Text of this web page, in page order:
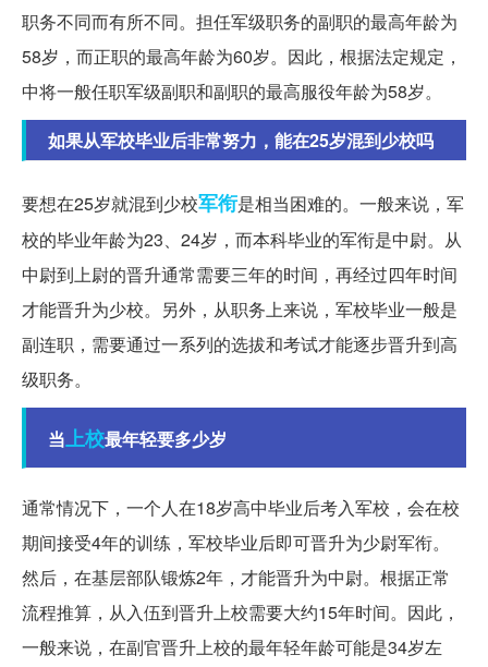
职务不同而有所不同。担任军级职务的副职的最高年龄为
58岁，而正职的最高年龄为60岁。因此，根据法定规定，
中将一般任职军级副职和副职的最高服役年龄为58岁。
如果从军校毕业后非常努力，能在25岁混到少校吗
要想在25岁就混到少校军衔是相当困难的。一般来说，军
校的毕业年龄为23、24岁，而本科毕业的军衔是中尉。从
中尉到上尉的晋升通常需要三年的时间，再经过四年时间
才能晋升为少校。另外，从职务上来说，军校毕业一般是
副连职，需要通过一系列的选拔和考试才能逐步晋升到高
级职务。
当上校最年轻要多少岁
通常情况下，一个人在18岁高中毕业后考入军校，会在校
期间接受4年的训练，军校毕业后即可晋升为少尉军衔。
然后，在基层部队锻炼2年，才能晋升为中尉。根据正常
流程推算，从入伍到晋升上校需要大约15年时间。因此，
一般来说，在副官晋升上校的最年轻年龄可能是34岁左